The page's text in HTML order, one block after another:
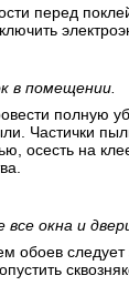
перед
в помещении.
полную
Частички
осесть на
окна и
обоев следует